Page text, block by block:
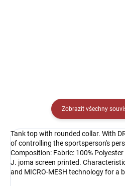
Zobrazit všechny
Tank top with rounded collar. With
of controlling the sportsperson's
Composition: Fabric: 100%
J. joma screen printed.
and MICRO-MESH technology for a